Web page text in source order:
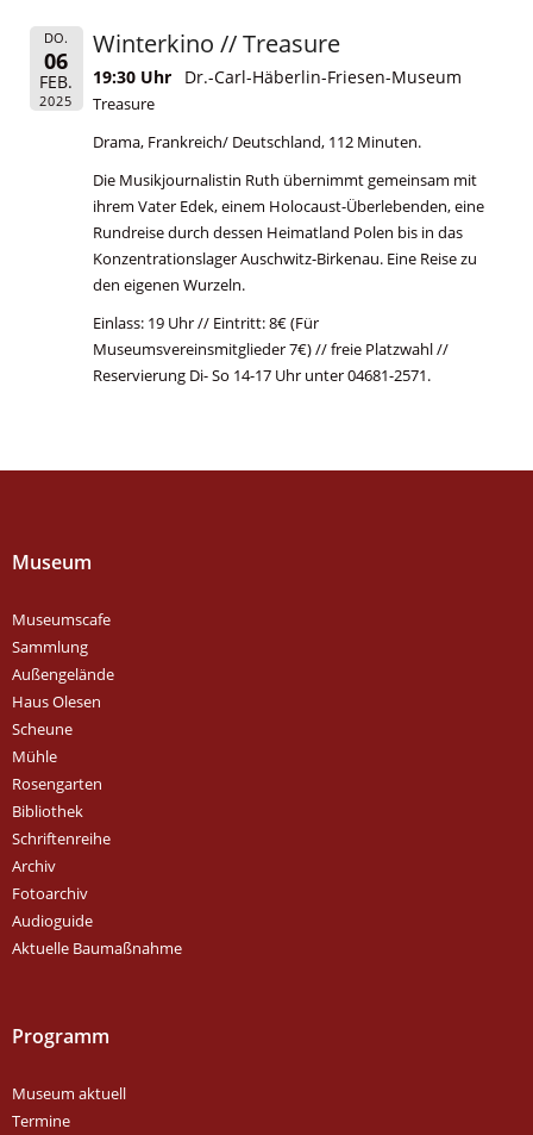
DO.
06
FEB.
2025
Winterkino // Treasure
19:30 Uhr Dr.-Carl-Häberlin-Friesen-Museum
Treasure
Drama, Frankreich/ Deutschland, 112 Minuten.
Die Musikjournalistin Ruth übernimmt gemeinsam mit
ihrem Vater Edek, einem Holocaust-Überlebenden, eine
Rundreise durch dessen Heimatland Polen bis in das
Konzentrationslager Auschwitz-Birkenau. Eine Reise zu
den eigenen Wurzeln.
Einlass: 19 Uhr // Eintritt: 8€ (Für
Museumsvereinsmitglieder 7€) // freie Platzwahl //
Reservierung Di- So 14-17 Uhr unter 04681-2571.
Museum
Museumscafe
Sammlung
Außengelände
Haus Olesen
Scheune
Mühle
Rosengarten
Bibliothek
Schriftenreihe
Archiv
Fotoarchiv
Audioguide
Aktuelle Baumaßnahme
Programm
Museum aktuell
Termine